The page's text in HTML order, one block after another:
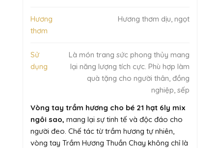
Hương
thơm
Hương thơm dịu, ngọt
Sử
dụng
Là món trang sức phong thủy mang
lại năng lượng tích cực. Phù hợp làm
quà tặng cho người thân, đồng
nghiệp, sếp
Vòng tay trầm hương cho bé 21 hạt 6ly mix
ngôi sao, mang lại sự tinh tế và độc đáo cho
người đeo. Chế tác từ trầm hương tự nhiên,
vòng tay Trầm Hương Thuần Chay không chỉ là